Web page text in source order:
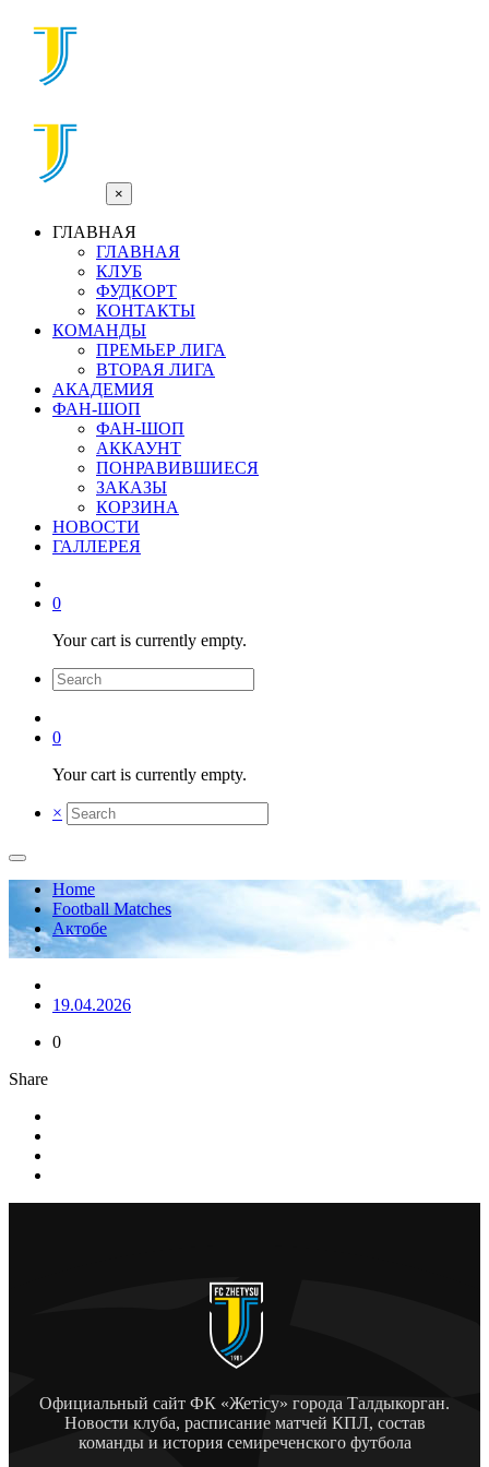
×
ГЛАВНАЯ
ГЛАВНАЯ
КЛУБ
ФУДКОРТ
КОНТАКТЫ
КОМАНДЫ
ПРЕМЬЕР ЛИГА
ВТОРАЯ ЛИГА
АКАДЕМИЯ
ФАН-ШОП
ФАН-ШОП
АККАУНТ
ПОНРАВИВШИЕСЯ
ЗАКАЗЫ
КОРЗИНА
НОВОСТИ
ГАЛЛЕРЕЯ
0
Your cart is currently empty.
0
Your cart is currently empty.
×
Home
Football Matches
Актобе
19.04.2026
0
Share
Официальный сайт ФК «Жетісу» города Талдыкорган.
Новости клуба, расписание матчей КПЛ, состав
команды и история семиреченского футбола